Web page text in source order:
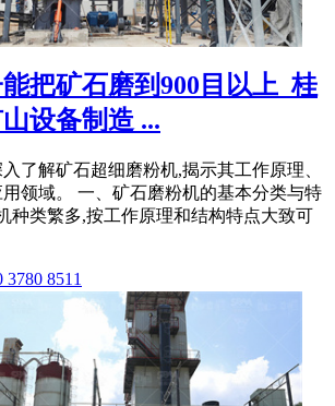
把矿石磨到900目以上_桂
设备制造 ...
了解矿石超细磨粉机,揭示其工作原理、
领域。 一、矿石磨粉机的基本分类与特
种类繁多,按工作原理和结构特点大致可
8511